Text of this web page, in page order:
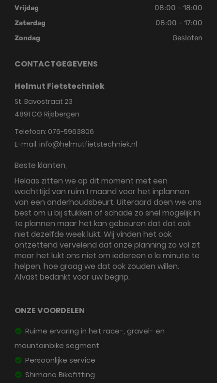
Vrijdag 08:00 - 18:00
Zaterdag 08:00 - 17:00
Zondag Gesloten
CONTACTGEGEVENS
Helmut Fietstechniek
St. Bavostraat 23
4891 CG Rijsbergen
Telefoon: 076-5963806
E-mail: info@helmutfietstechniek.nl
Beste klanten,
Helaas zitten we op dit moment met een
wachttijd van ruim 1 maand voor het inplannen
van een onderhoudsbeurt. Uiteraard doen we ons
best om u bij stukken of schade zo snel mogelijk in
te plannen maar het kan gebeuren dat dat ook
niet dezelfde week lukt. Wij vinden het ook
ontzettend vervelend dat onze planning zo vol zit
maar het lukt ons niet om iedereen a la minute te
helpen, hoe graag we dat ook zouden willen.
Alvast bedankt voor uw begrip.
ONZE VOORDELEN
Ruime ervaring in het race-, gravel- en
mountainbike segment
Persoonlijke service
Shimano Bikefitting